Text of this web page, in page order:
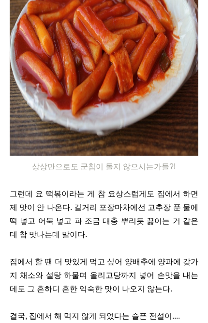
상상만으로도 군침이 돌지 않으시는가들?!
그런데 요 떡볶이라는 게 참 요상스럽게도 집에서 하면
제 맛이 안 나온다. 길거리 포장마차에선 고추장 푼 물에
떡 넣고 어묵 넣고 파 조금 대충 뿌리듯 끓이는 거 같은
데 참 맛나는데 말이다.
집에서 할 땐 더 맛있게 먹고 싶어 양배추에 양파에 갖가
지 채소와 설탕 하물며 올리고당까지 넣어 손맛을 내는
데도 그 흔하디 흔한 익숙한 맛이 나오지 않는다.
결국, 집에서 해 먹지 않게 되었다는 슬픈 전설이....